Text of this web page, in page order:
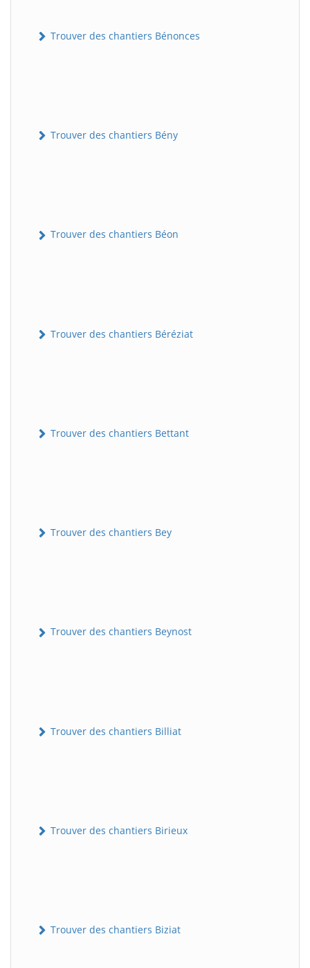
Trouver des chantiers Bénonces
Trouver des chantiers Bény
Trouver des chantiers Béon
Trouver des chantiers Béréziat
Trouver des chantiers Bettant
Trouver des chantiers Bey
Trouver des chantiers Beynost
Trouver des chantiers Billiat
Trouver des chantiers Birieux
Trouver des chantiers Biziat